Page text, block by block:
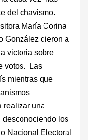
del chavismo.
María Corina
González dieron a
victoria sobre
votos. Las
mientras que
realizar una
desconociendo los
Nacional Electoral